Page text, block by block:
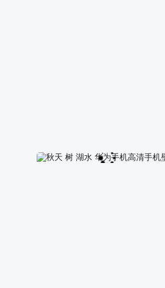
简约 风景 树 月亮 小鸟 手机 壁纸